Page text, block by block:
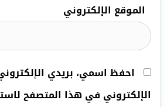
الموقع الإلكتروني
احفظ اسمي، بريدي
الإلكتروني في هذا المتصفح